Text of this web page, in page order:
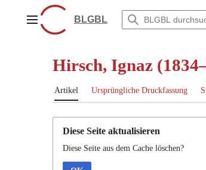
springenHauptmenüBLGBL
Hirsch, Ignaz
Artikel Ursprüngliche Druckfassung
Diese Seite aktualisieren
Diese Seite aus dem Cache löschen?